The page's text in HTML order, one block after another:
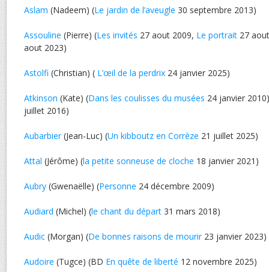
Aslam (Nadeem) (Le jardin de l’aveugle 30 septembre 2013)
Assouline (Pierre) (Les invités 27 aout 2009, Le portrait 27
aout 2023)
Astolfi (Christian) ( L’œil de la perdrix 24 janvier 2025)
Atkinson (Kate) (Dans les coulisses du musées 24 janvier
juillet 2016)
Aubarbier(Jean-Luc) (Un kibboutz en Corrèze 21 juillet 2025)
Attal (Jérôme) (la petite sonneuse de cloche 18 janvier 2021)
Aubry (Gwenaëlle) (Personne 24 décembre 2009)
Audiard (Michel) (le chant du départ 31 mars 2018)
Audic (Morgan) (De bonnes raisons de mourir23 janvier 2023)
Audoire (Tugce) (BD En quête de liberté 12 novembre 2025)